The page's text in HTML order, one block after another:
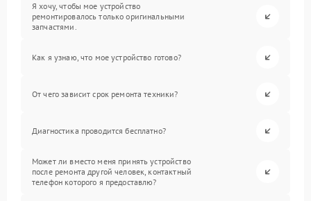
Я хочу, чтобы мое устройство
ремонтировалось только оригинальными
запчастями.
Как я узнаю, что мое устройство готово?
От чего зависит срок ремонта техники?
Диагностика проводится бесплатно?
Может ли вместо меня принять устройство
после ремонта другой человек, контактный
телефон которого я предоставлю?